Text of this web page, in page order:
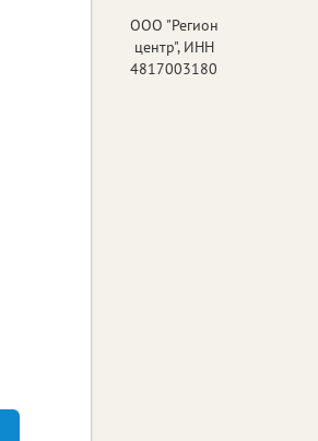
ООО "Регион
центр", ИНН
4817003180